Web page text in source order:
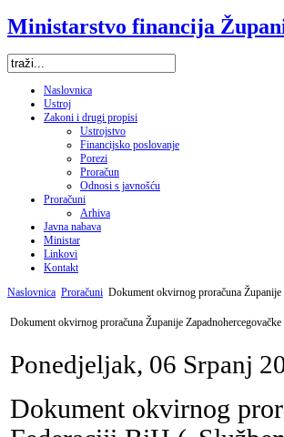
Ministarstvo financija
Naslovnica
Ustroj
Zakoni i drugi propisi
Ustrojstvo
Financijsko poslovanje
Porezi
Proračun
Odnosi s javnošću
Proračuni
Arhiva
Javna nabava
Ministar
Linkovi
Kontakt
Naslovnica Proračuni Dokument okvirnog proračuna
Dokument okvirnog proračuna Županije
Ponedjeljak, 06 Srpanj
Dokument okvirnog